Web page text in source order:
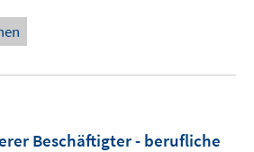
Beschäftigter - berufliche